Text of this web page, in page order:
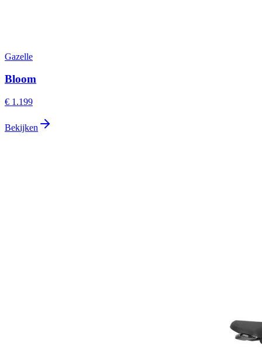
Gazelle
Bloom
€ 1.199
Bekijken